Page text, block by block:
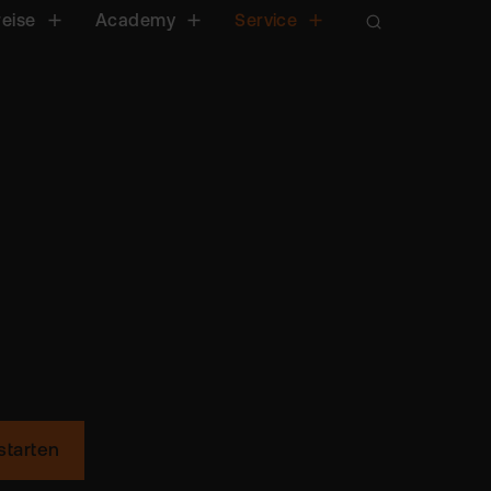
Academy Service